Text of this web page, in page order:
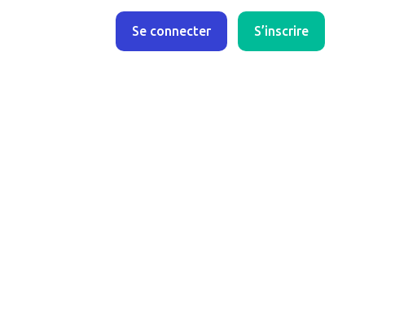
Se connecter S’inscrire